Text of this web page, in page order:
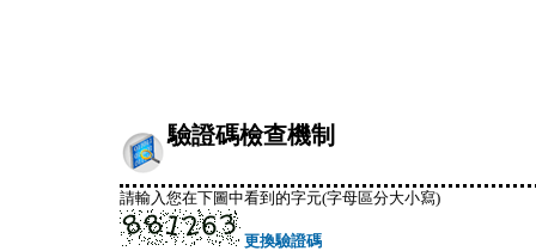
驗證碼檢查機制
請輸入您在下圖中看到的字元(字母區分大小寫)
更換驗證碼